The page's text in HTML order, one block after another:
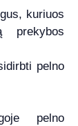
kuriuos
prekybos
pelno
pelno